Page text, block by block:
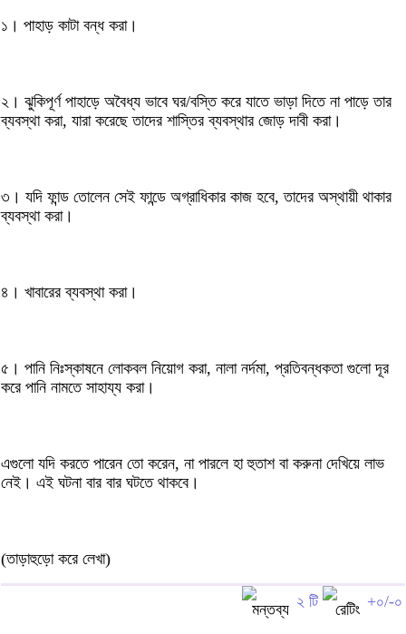
১। পাহাড় কাটা বন্ধ করা।
২। ঝুকিপূর্ণ পাহাড়ে অবৈধ্য ভাবে ঘর/বস্তি করে যাতে ভাড়া দিতে না পাড়ে তার
ব্যবস্থা করা, যারা করেছে তাদের শাস্তির ব্যবস্থার জোড় দাবী করা।
৩। যদি ফান্ড তোলেন সেই ফান্ডে অগ্রাধিকার কাজ হবে, তাদের অস্থায়ী থাকার
ব্যবস্থা করা।
৪। খাবারের ব্যবস্থা করা।
৫। পানি নিঃস্কাষনে লোকবল নিয়োগ করা, নালা নর্দমা, প্রতিবন্ধকতা গুলো দূর
করে পানি নামতে সাহায্য করা।
এগুলো যদি করতে পারেন তো করেন, না পারলে হা হুতাশ বা করুনা দেখিয়ে লাভ
নেই। এই ঘটনা বার বার ঘটতে থাকবে।
(তাড়াহুড়ো করে লেখা)
২ টি +০/-০